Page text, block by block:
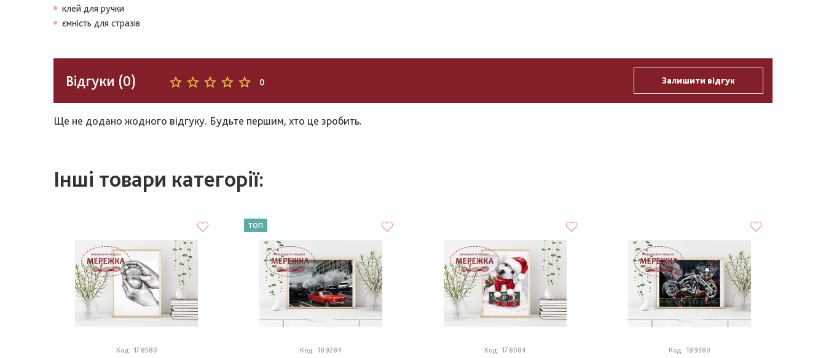
клей для ручки
ємність для стразів
Відгуки (0) 0 Залишити відгук
Ще не додано жодного відгуку. Будьте першим, хто це зробить.
Інші товари категорії:
Код: 178580
ТОП
Код: 189284 Код: 178084 Код: 189380